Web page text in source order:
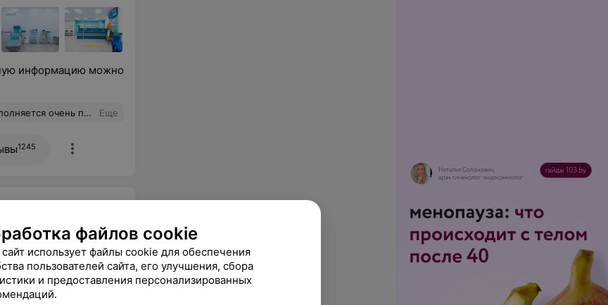
информацию можно
врач рекомендует сдавать анализы только в Инвитро! Еще
1245
файлов cookie
использует файлы cookie для обеспечения
пользователей сайта, его улучшения, сбора
и предоставления персонализированных